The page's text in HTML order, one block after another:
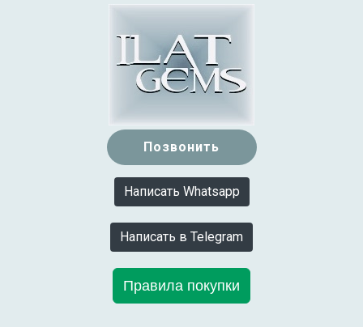
Позвонить
Написать Whatsapp
Написать в Telegram
Правила покупки